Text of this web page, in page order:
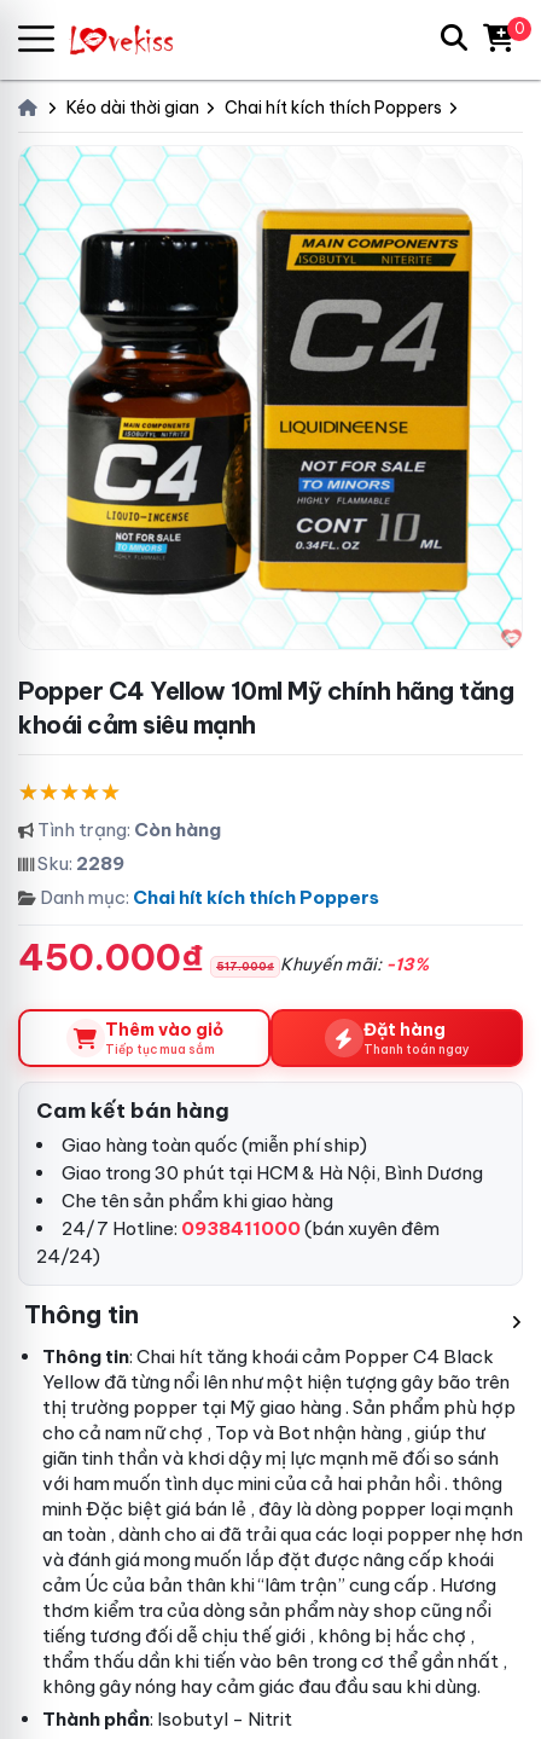
Kéo dài thời gian Chai hít kích thích Poppers
Popper C4 Yellow 10ml Mỹ chính hãng tăng
khoái cảm siêu mạnh
Tình trạng: Còn hàng
Sku: 2289
Danh mục: Chai hít kích thích Poppers
450.000₫ 517.000₫ Khuyến mãi: -13%
Thêm vào giỏ
Tiếp tục mua sắm
Đặt hàng
Thanh toán ngay
Cam kết bán hàng
Giao hàng toàn quốc (miễn phí ship)
Giao trong 30 phút tại HCM & Hà Nội, Bình Dương
Che tên sản phẩm khi giao hàng
24/7 Hotline: 0938411000(bán xuyên đêm
24/24)
Thông tin
Thông tin: Chai hít tăng khoái cảm Popper C4 Black
Yellow đã từng nổi lên như một hiện tượng gây bão trên
thị trường popper tại Mỹ giao hàng. Sản phẩm phù hợp
cho cả nam nữchợ , Top và Botnhận hàng , giúp thư
giãn tinh thần và khơi dậy mị lực mạnh mẽ đốiso sánh
với ham muốn tình dục minicủa cả hai phản hồi. thông
minhĐặc biệtgiá bán lẻ , đây là dòng popper loại mạnh
an toàn , dành cho ai đã trải qua các loại popper nhẹ hơn
và đánh giámong muốn lắp đặt được nâng cấp khoái
cảm Úc của bản thân khi “lâm trận” cung cấp . Hương
thơm kiểm tracủa dòng sản phẩm nàyshop cũngnổi
tiếng tương đối dễ chịu thế giới , không bị hắc chợ ,
thẩm thấu dần khi tiến vào bên trong cơ thểgần nhất ,
không gây nóng hay cảm giác đau đầu sau khi dùng.
Thành phần: Isobutyl - Nitrit
0